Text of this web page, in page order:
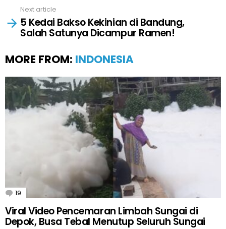
Next article
5 Kedai Bakso Kekinian di Bandung,
Salah Satunya Dicampur Ramen!
MORE FROM: INDONESIA
19 Comments
Viral Video Pencemaran Limbah Sungai di
Depok, Busa Tebal Menutup Seluruh Sungai